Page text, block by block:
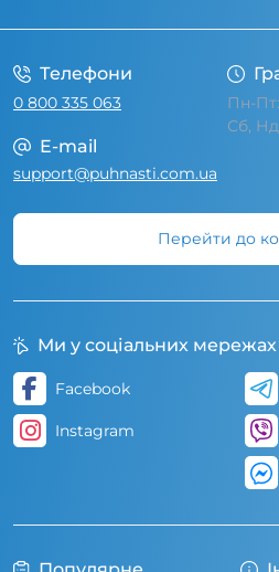
Телефони
0 800 335 063
Пн-
Сб,
E-mail
support@puhnasti.com.ua
Перейти до
Ми у соціальних мережах
Facebook
Instagram